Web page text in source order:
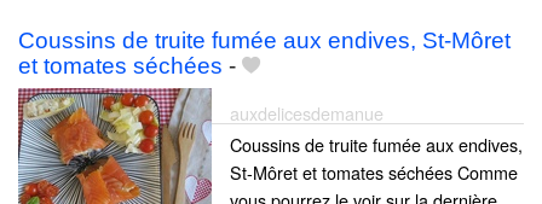
Coussins de truite fumée aux endives, St-Môret
et tomates séchées -
auxdelicesdemanue
Coussins de truite fumée aux endives,
St-Môret et tomates séchées Comme